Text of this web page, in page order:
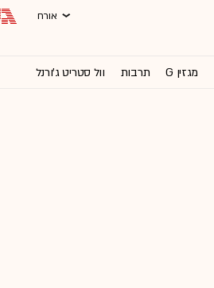
אורח
מגזין G תרבות וול סטריט ג'ורנל